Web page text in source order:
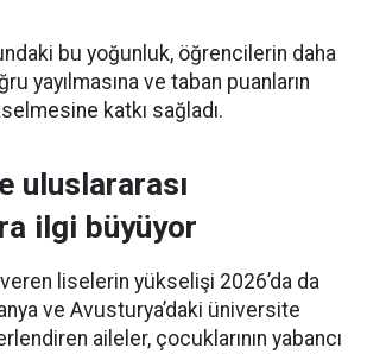
bu yoğunluk, öğrencilerin daha
yayılmasına ve taban puanların
katkı sağladı.
uluslararası
ilgi büyüyor
liselerin yükselişi 2026’da da
ve Avusturya’daki üniversite
aileler, çocuklarının yabancı